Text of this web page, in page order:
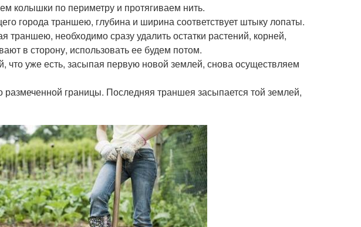
колышки по периметру и протягиваем нить.
города траншею, глубина и ширина соответствует штыку лопаты.
необходимо сразу удалить остатки растений, корней,
в сторону, использовать ее будем потом.
что уже есть, засыпая первую новой землей, снова осуществляем
границы. Последняя траншея засыпается той землей,